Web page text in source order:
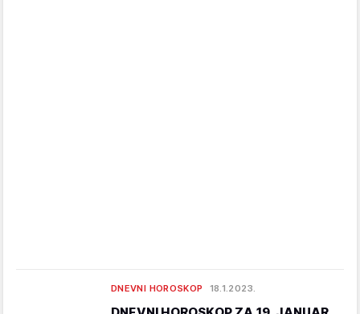
DNEVNI HOROSKOP 18.1.2023.